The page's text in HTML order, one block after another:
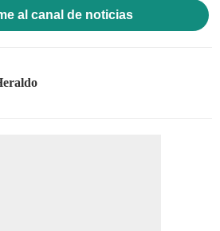
al canal de noticias